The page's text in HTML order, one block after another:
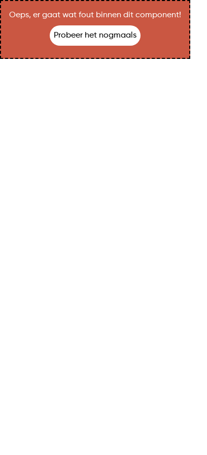
Oeps, er gaat wat fout binnen dit component!
Probeer het nogmaals